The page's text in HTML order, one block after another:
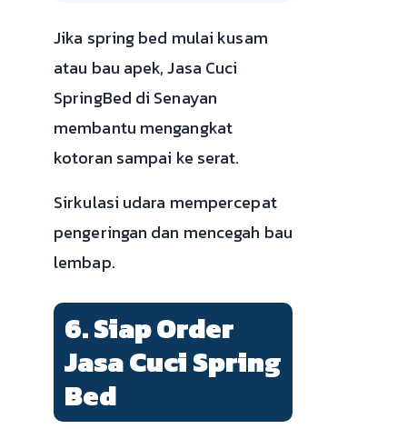
Jika spring bed mulai kusam
atau bau apek, Jasa Cuci
SpringBed di Senayan
membantu mengangkat
kotoran sampai ke serat.
Sirkulasi udara mempercepat
pengeringan dan mencegah bau
lembap.
6. Siap Order
Jasa Cuci Spring
Bed